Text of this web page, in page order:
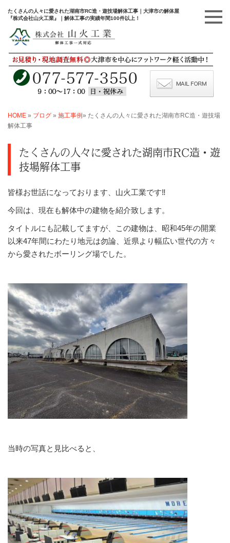
たくさんの人々に愛された湖南市RC造・遊技場解体工事｜大津市の解体屋
『株式会社山火工業』｜解体工事の実績年間100件以上！
HOME » ブログ » 施工事例» たくさんの人々に愛された湖南市RC造・遊技場
解体工事
たくさんの人々に愛された湖南市RC造・遊
技場解体工事
皆様お世話になっております、山火工業です‼
今回は、現在も解体中の建物を紹介致します。
タイトルにも記載してますが、この建物は、昭和45年の開業
以来47年間にわたり地元は勿論、近県より幅広い世代の方々
から愛されたボーリング場でした。
当時の写真と見比べると、